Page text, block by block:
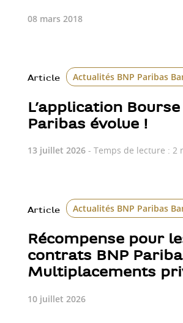
08 mars 2018
Article Actualités BNP Paribas
L’application Bourse
Paribas évolue !
13 juillet 2026- Temps de lecture : 2
Article Actualités BNP Paribas
Récompense pour
contrats BNP
Multiplacements
10 juillet 2026